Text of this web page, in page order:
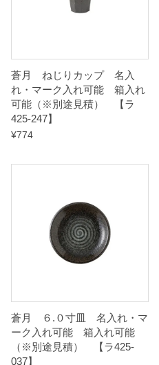
4
2
5
-
0
t
蒼月 ねじりカップ 名入
れ・マーク入れ可能 箱入れ
可能（※別途見積） 【ラ
425-247】
¥774
蒼月 ６.０寸皿 名入れ・マ
ーク入れ可能 箱入れ可能
（※別途見積） 【ラ425-
037】